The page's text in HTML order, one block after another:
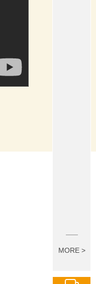
MORE >